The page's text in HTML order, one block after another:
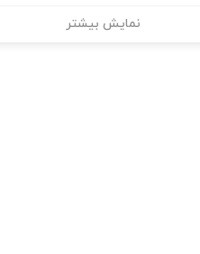
نمایش بیشتر